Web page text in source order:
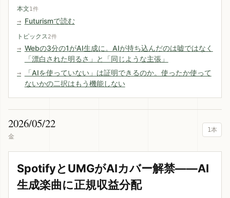
本文1件
Futurismで読む
トピックス2件
Webの3分の1がAI生成に。AIが持ち込んだのは嘘ではなく
「漂白された明るさ」と「同じような主張」
「AIを使っていない」は証明できるのか。使ったか使って
ないかの二択はもう機能しない
2026/05/22
金
1本
SpotifyとUMGがAIカバー解禁——AI
生成楽曲に正規収益分配